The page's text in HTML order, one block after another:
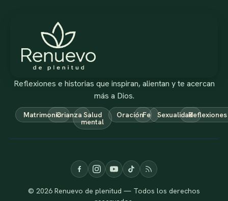
Reflexiones e historias que inspiran, alientan y te acercan
más a Dios.
MatrimonioCrianza Salud
mental
OraciónFe SexualidadReflexiones
© 2026 Renuevo de plenitud — Todos los derechos